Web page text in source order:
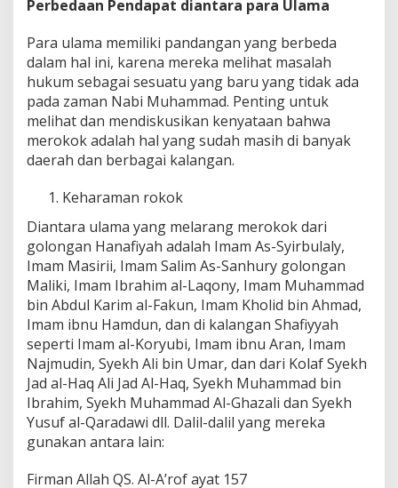
Perbedaan Pendapat diantara para Ulama
Para ulama memiliki pandangan yang berbeda
dalam hal ini, karena mereka melihat masalah
hukum sebagai sesuatu yang baru yang tidak ada
pada zaman Nabi Muhammad. Penting untuk
melihat dan mendiskusikan kenyataan bahwa
merokok adalah hal yang sudah masih di banyak
daerah dan berbagai kalangan.
Keharaman rokok
Diantara ulama yang melarang merokok dari
golongan Hanafiyah adalah Imam As-Syirbulaly,
Imam Masirii, Imam Salim As-Sanhury golongan
Maliki, Imam Ibrahim al-Laqony, Imam Muhammad
bin Abdul Karim al-Fakun, Imam Kholid bin Ahmad,
Imam ibnu Hamdun, dan di kalangan Shafiyyah
seperti Imam al-Koryubi, Imam ibnu Aran, Imam
Najmudin, Syekh Ali bin Umar, dan dari Kolaf Syekh
Jad al-Haq Ali Jad Al-Haq, Syekh Muhammad bin
Ibrahim, Syekh Muhammad Al-Ghazali dan Syekh
Yusuf al-Qaradawi dll. Dalil-dalil yang mereka
gunakan antara lain:
Firman Allah QS. Al-A’rof ayat 157